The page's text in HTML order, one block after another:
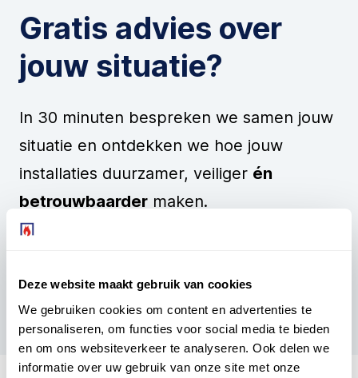
Deze website maakt gebruik van cookies
We gebruiken cookies om content en advertenties te
personaliseren, om functies voor social media te bieden
en om ons websiteverkeer te analyseren. Ook delen we
informatie over uw gebruik van onze site met onze
Gratis advies over
jouw situatie?
In 30 minuten bespreken we samen jouw
situatie en ontdekken we hoe jouw
installaties duurzamer, veiliger én
betrouwbaarder maken.
Gratis & vrijblijvend